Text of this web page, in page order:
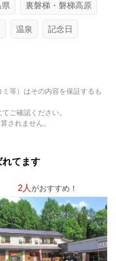
裏磐梯・磐梯高原
温泉 記念日
等）はその内容を保証するも
ご確認ください。
されません。
れてます
2人 がおすすめ！